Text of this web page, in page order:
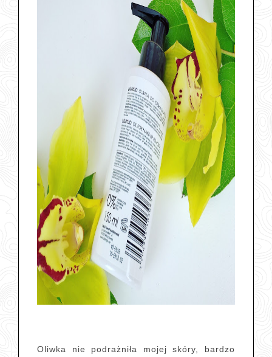
Oliwka nie podrażniła mojej skóry, bardzo